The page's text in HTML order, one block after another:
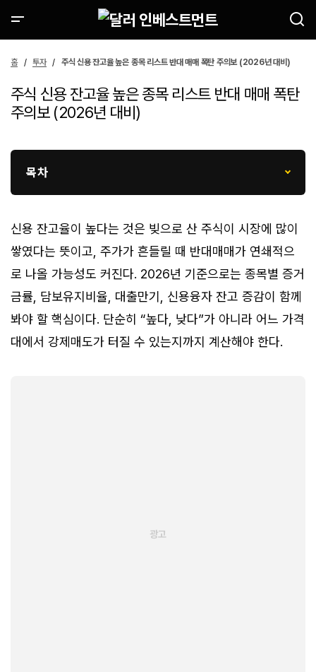
홈 투자 주식 신용 잔고율 높은 종목 리스트 반대 매매 폭탄 주의보 (2026년 대비)
주식 신용 잔고율 높은 종목 리스트 반대 매매 폭탄
주의보 (2026년 대비)
목차
신용 잔고율이 높다는 것은 빚으로 산 주식이 시장에 많이
쌓였다는 뜻이고, 주가가 흔들릴 때 반대매매가 연쇄적으
로 나올 가능성도 커진다. 2026년 기준으로는 종목별 증거
금률, 담보유지비율, 대출만기, 신용융자 잔고 증감이 함께
봐야 할 핵심이다. 단순히 “높다, 낮다”가 아니라 어느 가격
대에서 강제매도가 터질 수 있는지까지 계산해야 한다.